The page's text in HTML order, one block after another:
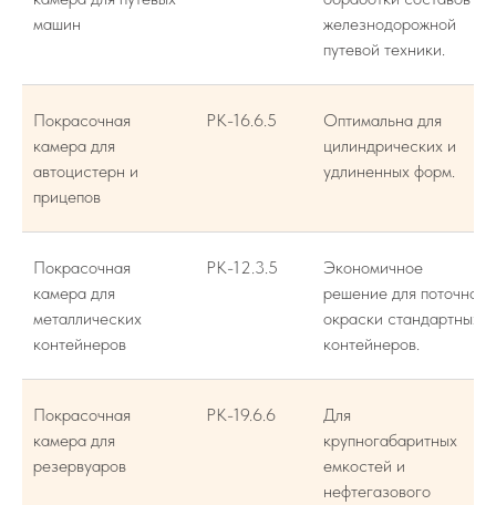
машин
железнодорожной
путевой техники.
Покрасочная
камера для
автоцистерн и
прицепов
РК-16.6.5
Оптимальна для
цилиндрических и
удлиненных форм.
Покрасочная
камера для
металлических
контейнеров
РК-12.3.5
Экономичное
решение для поточной
окраски стандартных
контейнеров.
Покрасочная
камера для
резервуаров
РК-19.6.6
Для
крупногабаритных
емкостей и
нефтегазового